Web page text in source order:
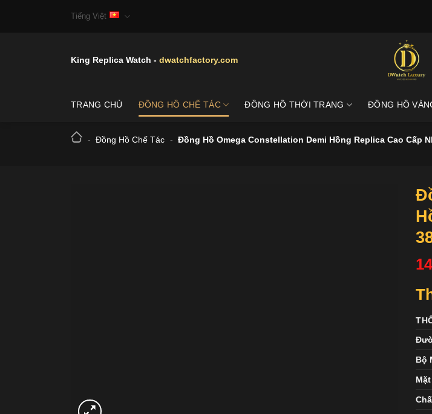
Tiếng Việt
King Replica Watch - dwatchfactory.com
TRANG CHỦ ĐỒNG HỒ CHẾ TÁC ĐỒNG HỒ THỜI TRANG ĐỒNG HỒ
- Đồng Hồ Chế Tác - Đồng Hồ Omega Constellation Demi Hồng Replica Cao Cấp
Bộ